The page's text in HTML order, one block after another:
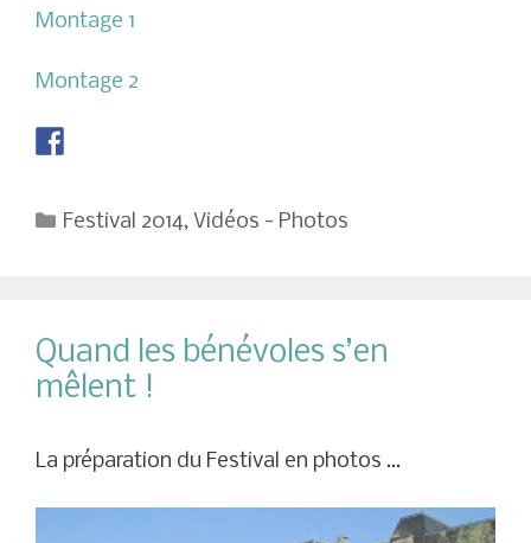
Montage 1
Montage 2
Catégories
Festival 2014, Vidéos - Photos
Quand les bénévoles s’en
mêlent !
La préparation du Festival en photos …